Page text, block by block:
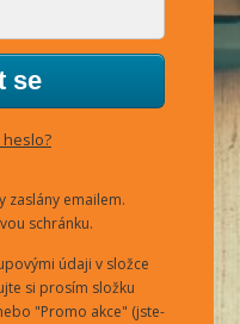
se
zaslány emailem.
schránku.
údaji v složce
si prosím složku
"Promo akce" (jste-